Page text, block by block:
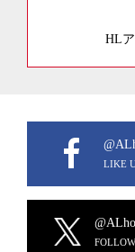
HL
LIKE